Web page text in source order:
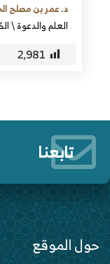
د. عمر بن مصلح
العلم والدعوة\
2٬981
تابعنا
حول الموقع